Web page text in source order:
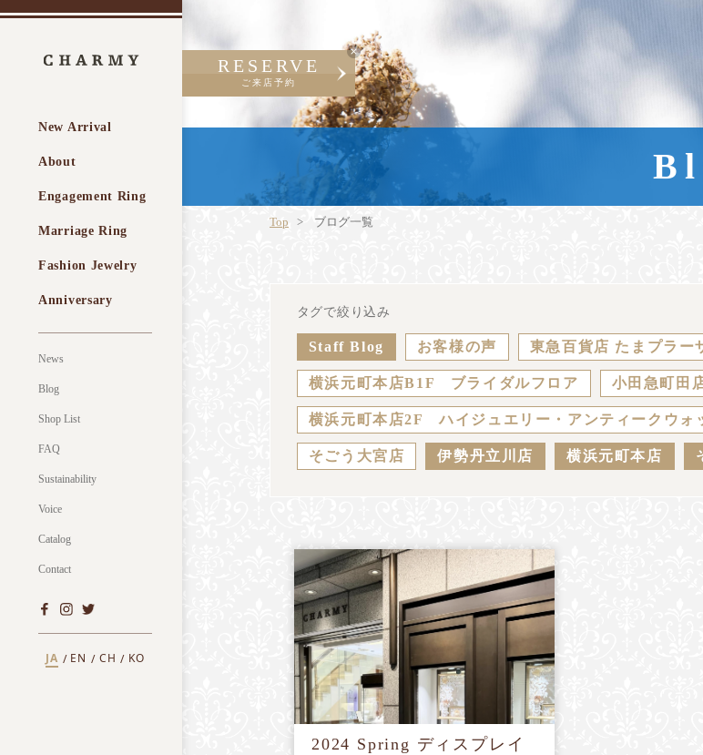
New Arrival
About
Engagement Ring
Marriage Ring
Fashion Jewelry
Anniversary
News
Blog
Shop List
FAQ
Sustainability
Voice
Catalog
Contact
JA EN CH KO
RESERVE
ご来店予約
Top ブログ一覧
タグで絞り込み
Staff Blog お客様の声 東急百貨店 たまプラー
横浜元町本店B1F ブライダルフロア 小田急町田
横浜元町本店2F ハイジュエリー・アンティークウォ
そごう大宮店 伊勢丹立川店 横浜元町本店
2024 Spring ディスプレイ